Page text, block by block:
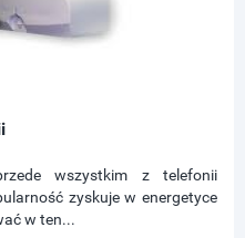
wszystkim z telefonii
zyskuje w energetyce
w ten...